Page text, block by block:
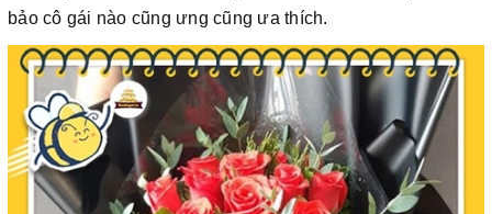
bảo cô gái nào cũng ưng cũng ưa thích.